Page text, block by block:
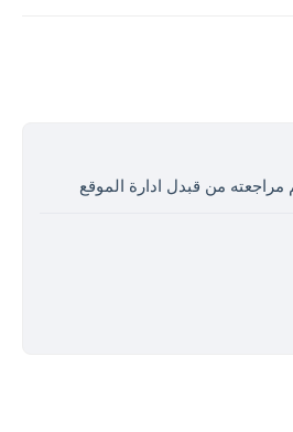
من قبدل ادارة الموقع